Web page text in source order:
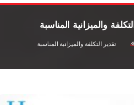
والميزانية المناسبة
تقدير التكلفة والميزانية المناسبة